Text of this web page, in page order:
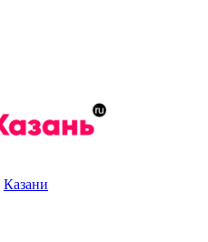
Казани